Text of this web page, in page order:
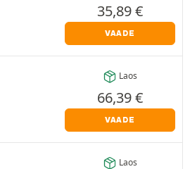
35,89€
VAADE
Laos
66,39€
VAADE
Laos